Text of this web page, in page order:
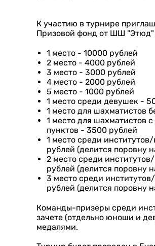
К участию в турнире
Призовой фонд от ШШ "Этюд"
1 место - 10000 рублей
2 место - 4000 рублей
3 место - 3000 рублей
4 место - 2000 рублей
5 место - 1000 рублей
1 место среди девушек -
1 место для шахматистов
1 место для шахматистов
пунктов - 3500 рублей
1 место среди
рублей (делится поровну
2 место среди
рублей (делится поровну
3 место среди
рублей (делится поровну
Команды-призеры среди
зачете (отдельно юноши и
медалями.